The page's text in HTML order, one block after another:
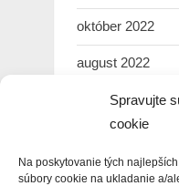
Spravujte
cookie
Na poskytovanie tých
súbory cookie na ukladanie a/
október 2022
august 2022
júl 2022
marec 2022
február 2022